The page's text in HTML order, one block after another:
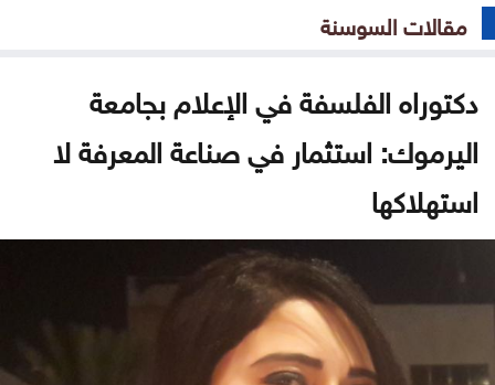
مقالات السوسنة
دكتوراه الفلسفة في الإعلام بجامعة
اليرموك: استثمار في صناعة المعرفة لا
استهلاكها